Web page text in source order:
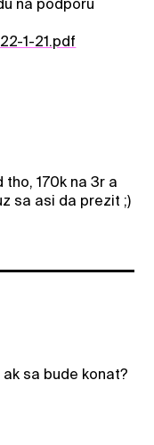
na podporu
1-21.pdf
tho, 170k na 3r a
sa asi da prezit ;)
sa bude konat?